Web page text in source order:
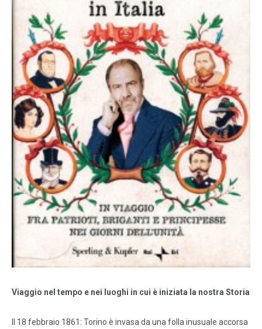
Viaggio nel tempo e nei luoghi in cui è iniziata la nostra Storia
Il 18 febbraio 1861: Torino è invasa da una folla inusuale accorsa